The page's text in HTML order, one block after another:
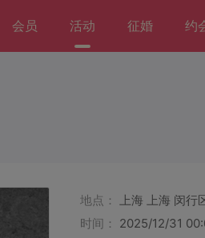
会员 活动 征婚 约
地点：
上海 上海 闵行
时间：
2025/12/31